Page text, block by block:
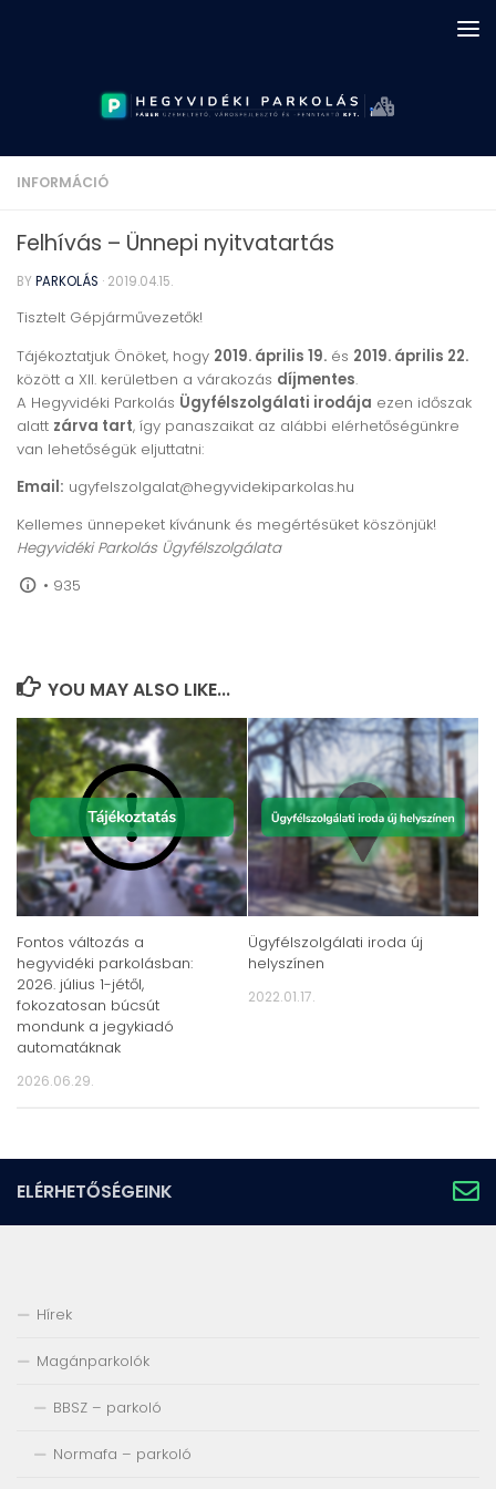
INFORMÁCIÓ
Felhívás – Ünnepi nyitvatartás
BYPARKOLÁS · 2019.04.15.
Tisztelt Gépjárművezetők!
Tájékoztatjuk Önöket, hogy 2019. április 19. és 2019. április 22.
között a XII. kerületben a várakozás díjmentes.
A Hegyvidéki Parkolás Ügyfélszolgálati irodája ezen időszak
alatt zárva tart, így panaszaikat az alábbi elérhetőségünkre
van lehetőségük eljuttatni:
Email: ugyfelszolgalat@hegyvidekiparkolas.hu
Kellemes ünnepeket kívánunk és megértésüket köszönjük!
Hegyvidéki Parkolás Ügyfélszolgálata
• 935
YOU MAY ALSO LIKE...
Fontos változás a
hegyvidéki parkolásban:
2026. július 1-jétől,
fokozatosan búcsút
mondunk a jegykiadó
automatáknak
2026.06.29.
Ügyfélszolgálati iroda új
helyszínen
2022.01.17.
ELÉRHETŐSÉGEINK
Hírek
Magánparkolók
BBSZ – parkoló
Normafa – parkoló